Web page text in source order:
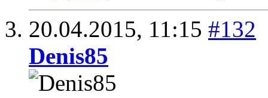
20.04.2015, 11:15 #132
Denis85